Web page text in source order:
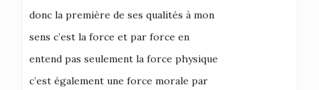
donc la première de ses qualités à mon
sens c’est la force et par force en
entend pas seulement la force physique
c’est également une force morale par